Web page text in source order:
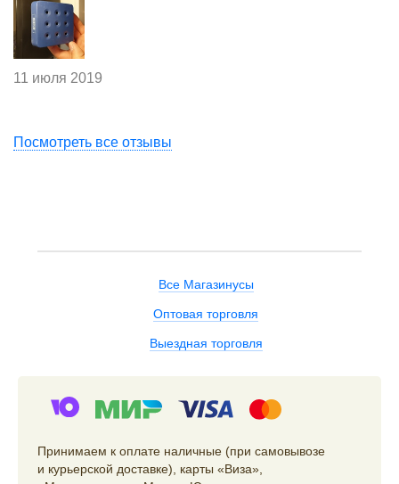
11 июля 2019
Посмотреть все отзывы
Все Магазинусы
Оптовая торговля
Выездная торговля
Принимаем к оплате наличные (при самовывозе
и курьерской доставке), карты «Виза»,